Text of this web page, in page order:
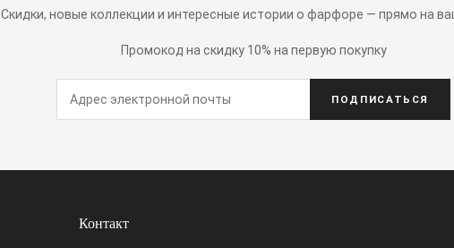
Скидки, новые коллекции и интересные истории о фарфоре — прямо на
Промокод на скидку 10% на первую покупку
ПОДПИСАТЬСЯ
Контакт